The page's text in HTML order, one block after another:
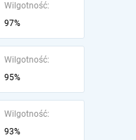
Wilgotność:
97%
Wilgotność:
95%
Wilgotność:
93%